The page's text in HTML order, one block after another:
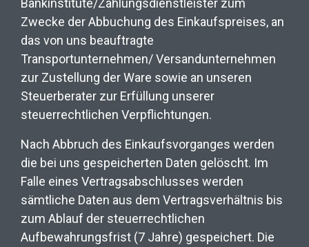
Bankinstitute/Zahlungsdienstleister zum
Zwecke der Abbuchung des Einkaufspreises, an
das von uns beauftragte
Transportunternehmen/ Versandunternehmen
zur Zustellung der Ware sowie an unseren
Steuerberater zur Erfüllung unserer
steuerrechtlichen Verpflichtungen.
Nach Abbruch des Einkaufsvorganges werden
die bei uns gespeicherten Daten gelöscht. Im
Falle eines Vertragsabschlusses werden
sämtliche Daten aus dem Vertragsverhältnis bis
zum Ablauf der steuerrechtlichen
Aufbewahrungsfrist (7 Jahre) gespeichert. Die